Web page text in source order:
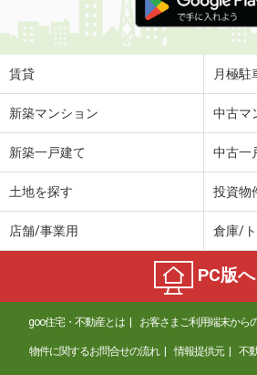
賃貸 月極駐
新築マンション 中古マ
新築一戸建て 中古一
土地を探す 投資物
店舗/事業用 倉庫/
PC版へ
goo住宅・不動産とは お客さまご利用端末から
物件に関するお問合せの流れ 情報提供元 不